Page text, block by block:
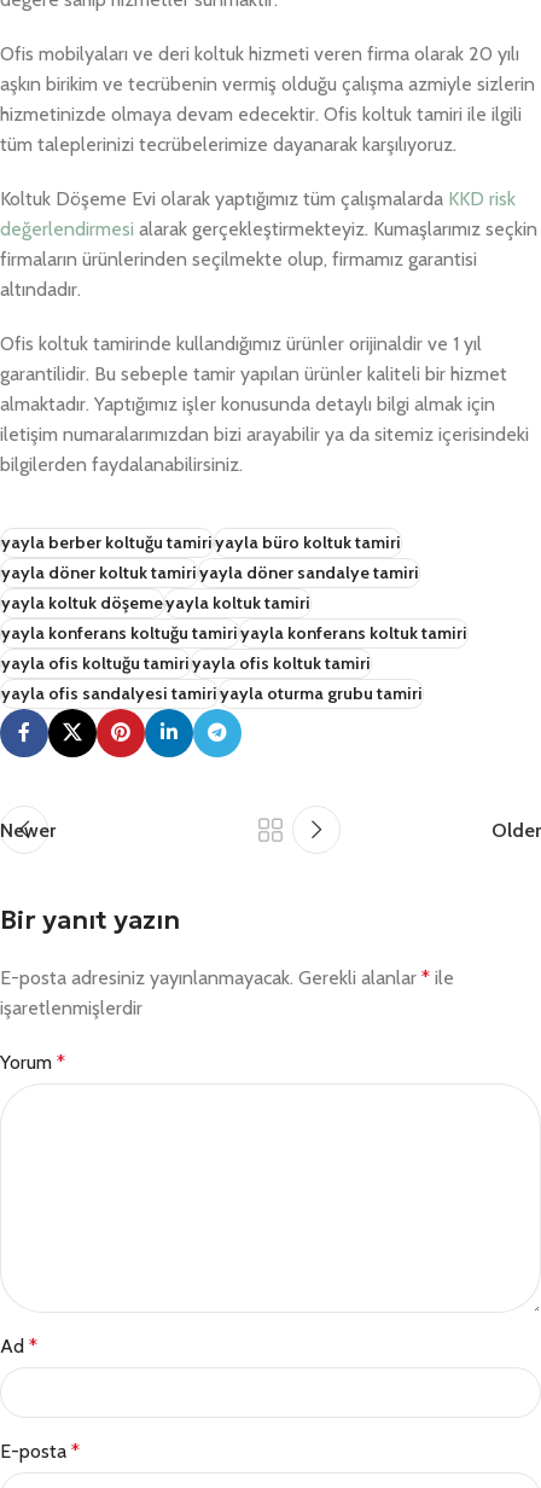
Ofis mobilyaları ve deri koltuk hizmeti veren firma olarak 20 yılı
aşkın birikim ve tecrübenin vermiş olduğu çalışma azmiyle sizlerin
hizmetinizde olmaya devam edecektir. Ofis koltuk tamiri ile ilgili
tüm taleplerinizi tecrübelerimize dayanarak karşılıyoruz.
Koltuk Döşeme Evi olarak yaptığımız tüm çalışmalarda KKD risk
değerlendirmesi alarak gerçekleştirmekteyiz. Kumaşlarımız seçkin
firmaların ürünlerinden seçilmekte olup, firmamız garantisi
altındadır.
Ofis koltuk tamirinde kullandığımız ürünler orijinaldir ve 1 yıl
garantilidir. Bu sebeple tamir yapılan ürünler kaliteli bir hizmet
almaktadır. Yaptığımız işler konusunda detaylı bilgi almak için
iletişim numaralarımızdan bizi arayabilir ya da sitemiz içerisindeki
bilgilerden faydalanabilirsiniz.
yayla berber koltuğu tamiriyayla büro koltuk tamiri
yayla döner koltuk tamiriyayla döner sandalye tamiri
yayla koltuk döşemeyayla koltuk tamiri
yayla konferans koltuğu tamiriyayla konferans koltuk tamiri
yayla ofis koltuğu tamiriyayla ofis koltuk tamiri
yayla ofis sandalyesi tamiriyayla oturma grubu tamiri
Newer Older
Bir yanıt yazın
E-posta adresiniz yayınlanmayacak. Gerekli alanlar * ile
işaretlenmişlerdir
Yorum *
Ad *
E-posta *